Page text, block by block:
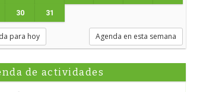
30 31
para hoy Agenda en esta semana
de actividades